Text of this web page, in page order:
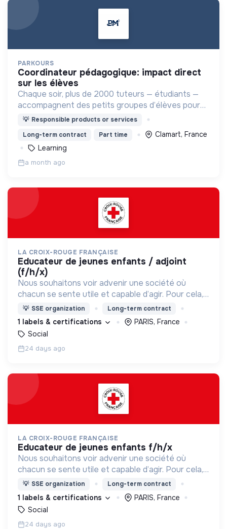
PARKOURS
coordinateur pédagogique: impact direct
sur les élèves
Chaque soir, plus de 2000 tuteurs — étudiants —
accompagnent des petits groupes d’élèves pour
les aider à progresser, s’épanouir et redonner du
💡 Responsible products or services
Long-term contract
Part time
Clamart, France
Learning
a month ago
LA CROIX-ROUGE FRANÇAISE
educateur de jeunes enfants / adjoint
(f/h/x)
Nous souhaitons voir advenir une société où
chacun se sente utile et capable d’agir. Pour cela,
nous proposons des moyens et des lieux
d’engagement innovants et adaptés à tous.
💡 SSE organization Long-term contract
1 labels & certifications
PARIS, France
Social
24 days ago
LA CROIX-ROUGE FRANÇAISE
educateur de jeunes enfants f/h/x
Nous souhaitons voir advenir une société où
chacun se sente utile et capable d’agir. Pour cela,
nous proposons des moyens et des lieux
d’engagement innovants et adaptés à tous.
💡 SSE organization Long-term contract
1 labels & certifications
PARIS, France
Social
24 days ago